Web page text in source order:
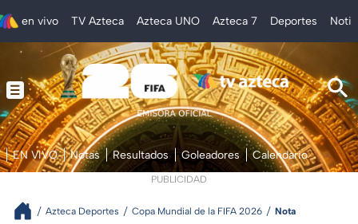
en vivo TV Azteca Azteca UNO Azteca 7 Deportes
EN VIVO Notas Resultados Goleadores Calendario
PUBLICIDAD
Azteca Deportes Copa Mundial de la FIFA 2026 Nota